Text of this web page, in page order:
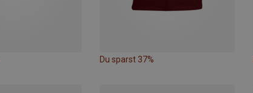
Du sparst 37%